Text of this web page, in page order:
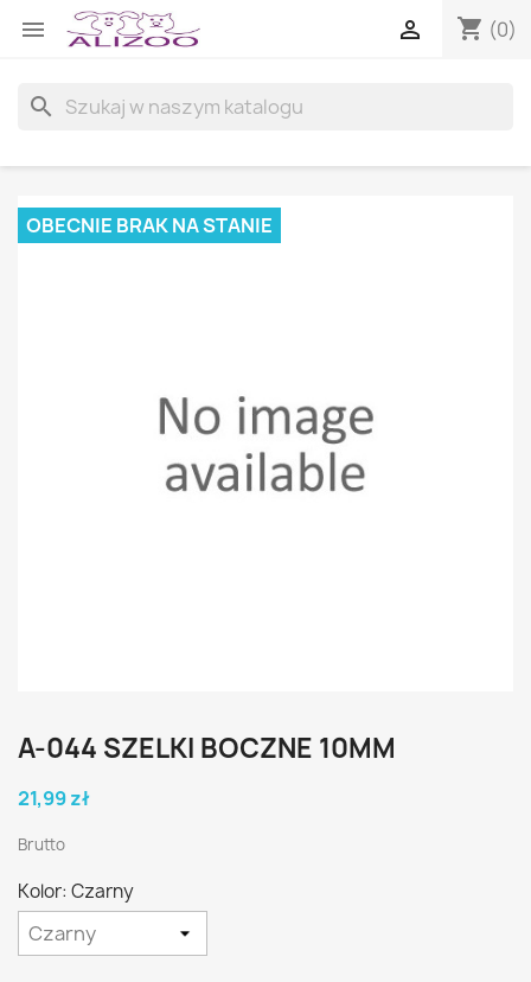
 shopping_cart (0)

search
OBECNIE BRAK NA STANIE
A-044 SZELKI BOCZNE 10MM
21,99 zł
Brutto
Kolor: Czarny